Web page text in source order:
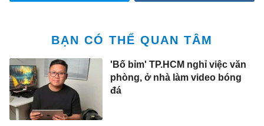
BẠN CÓ THỂ QUAN TÂM
'Bố bỉm' TP.HCM nghỉ việc văn
phòng, ở nhà làm video bóng
đá